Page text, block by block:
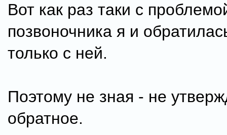
Вот как раз таки с
позвоночника я и
только с ней.
Поэтому не зная - не
обратное.